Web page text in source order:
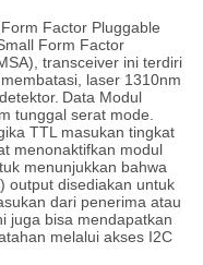
Factor Pluggable
Form Factor
transceiver ini terdiri
laser 1310nm
Data Modul
tunggal serat mode.
TTL masukan tingkat
menonaktifkan modul
menunjukkan bahwa
output disediakan untuk
dari penerima atau
juga bisa mendapatkan
melalui akses I2C